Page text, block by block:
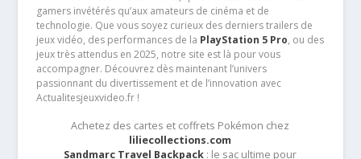
gamers invétérés qu’aux amateurs de cinéma et de
technologie. Que vous soyez curieux des derniers trailers de
jeux vidéo, des performances de la PlayStation 5 Pro, ou des
jeux très attendus en 2025, notre site est là pour vous
accompagner. Découvrez dès maintenant l’univers
passionnant du divertissement et de l’innovation avec
Actualitesjeuxvideo.fr !
Achetez des cartes et coffrets Pokémon chez
liliecollections.com
Sandmarc Travel Backpack : le sac ultime pour